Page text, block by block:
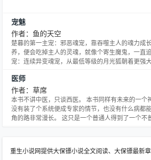
宠魅
作者：鱼的天空
楚暮的第一主宠：邪恶魂宠，靠吞噬主人的魂力成
养，便会吃掉主人的灵魂，就像个寄生魔鬼，一
宠：连续异变魂宠，从最低等级的月光狐朝着更强
越勇，它总是在嘲笑与讽刺之后，震撼全场！ 楚暮
之为“女神”的少女魂宠，曾因为楚暮实力弱小而叛逃
医师
作者：草席
本书不讲中医，只谈西医。 本书同样有未来的一个
没有装了个系统便成专家的情节，也没有什么病都
角的路非常漫长。 这只是一个普通人得到了一个不
重生小说网提供大保镖小说全文阅读、大保镖最新